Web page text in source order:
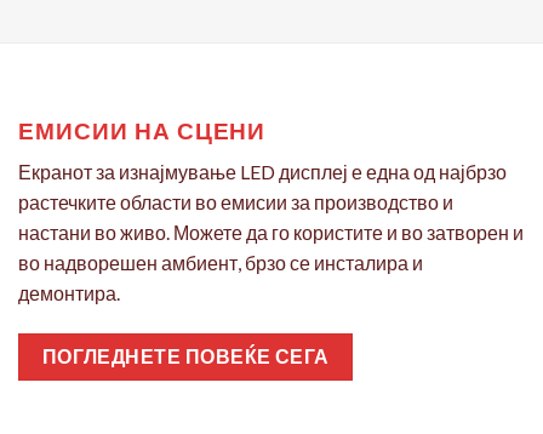
ЕМИСИИ НА СЦЕНИ
Екранот за изнајмување LED дисплеј е една од најбрзо
растечките области во емисии за производство и
настани во живо. Можете да го користите и во затворен и
во надворешен амбиент, брзо се инсталира и
демонтира.
ПОГЛЕДНЕТЕ ПОВЕЌЕ СЕГА